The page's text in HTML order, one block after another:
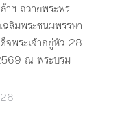
าฯ ถวายพระพร
ลิมพระชนมพรรษา
จพระเจ้าอยู่หัว 28
ณ พระบรม